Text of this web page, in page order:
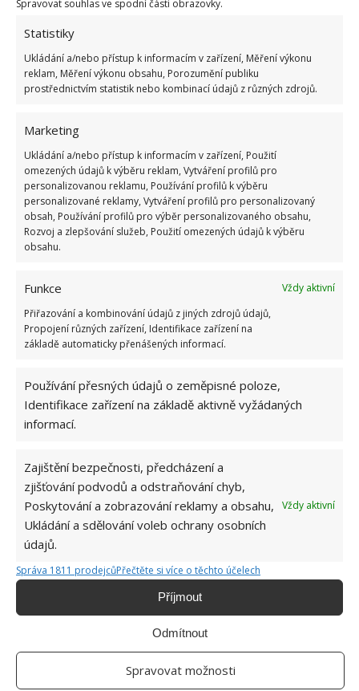
Spravovat souhlas ve spodní části obrazovky.
Statistiky
Ukládání a/nebo přístup k informacím v zařízení, Měření výkonu
reklam, Měření výkonu obsahu, Porozumění publiku
prostřednictvím statistik nebo kombinací údajů z různých zdrojů.
Marketing
Ukládání a/nebo přístup k informacím v zařízení, Použití
omezených údajů k výběru reklam, Vytváření profilů pro
personalizovanou reklamu, Používání profilů k výběru
personalizované reklamy, Vytváření profilů pro personalizovaný
obsah, Používání profilů pro výběr personalizovaného obsahu,
Rozvoj a zlepšování služeb, Použití omezených údajů k výběru
obsahu.
Funkce
Vždy aktivní
Přiřazování a kombinování údajů z jiných zdrojů údajů,
Propojení různých zařízení, Identifikace zařízení na
základě automaticky přenášených informací.
Používání přesných údajů o zeměpisné poloze,
Identifikace zařízení na základě aktivně vyžádaných
informací.
Zajištění bezpečnosti, předcházení a
zjišťování podvodů a odstraňování chyb,
Poskytování a zobrazování reklamy a obsahu,
Ukládání a sdělování voleb ochrany osobních
údajů.
Vždy aktivní
Správa 1811 prodejcůPřečtěte si více o těchto účelech
Příjmout
Odmítnout
Spravovat možnosti
PÉČE PĚSTOVÁNÍ PODZIM ROSTLINY
Přidejte svůj názor
KOMENTOVAT
Jiří Kolář
velkým kutilem. V podstatě vše, co je
možné najít v j...
[Více o autorovi]
Zásady správného pěstování bylinek podle
jejich nároků. Každá rostlina vyžaduje
specifický přístup